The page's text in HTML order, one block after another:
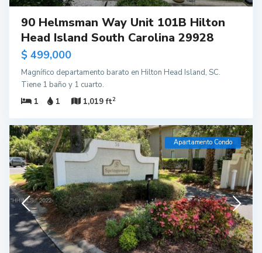
90 Helmsman Way Unit 101B Hilton
Head Island South Carolina 29928
$ 499,000
Magnífico departamento barato en Hilton Head Island, SC.
Tiene 1 baño y 1 cuarto.
1
1 1,019 ft2
Apartamento Condo